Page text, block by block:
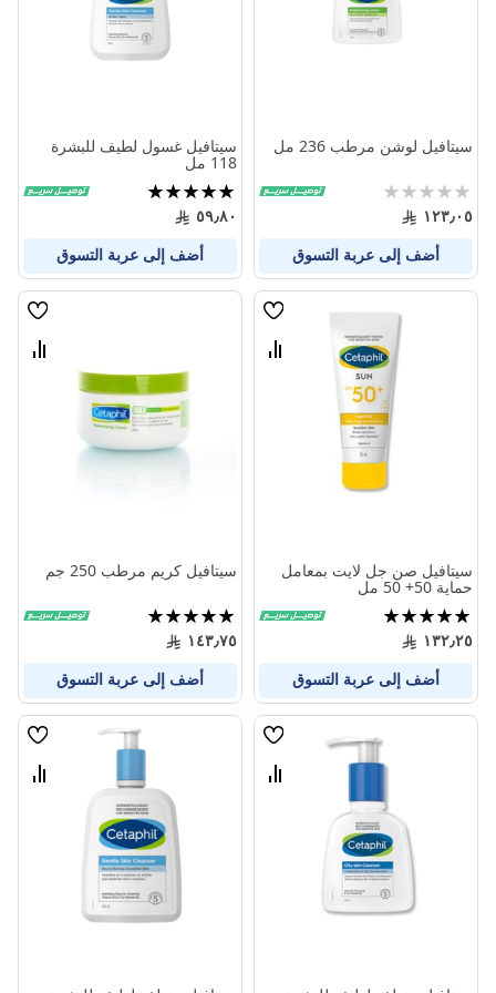
سيتافيل لوشن مرطب 236 مل
Rating:
0%
١٢٣٫٠٥
أضف إلى عربة التسوق
سيتافيل غسول لطيف للبشرة
118 مل
تقييم:
100%
٥٩٫٨٠
أضف إلى عربة التسوق
قائمة
قارن
سيتافيل صن جل لايت بمعامل
حماية 50+ 50 مل
تقييم:
100%
١٣٢٫٢٥
أضف إلى عربة التسوق
قائمة
قارن
سيتافيل كريم مرطب 250 جم
تقييم:
100%
١٤٣٫٧٥
أضف إلى عربة التسوق
قائمة
قارن
قائمة
قارن